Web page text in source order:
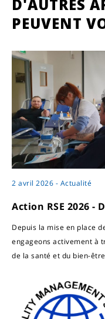
D'AUTRES
PEUVENT
2 avril 2026 - Actualité
Action RSE 2026 -
Depuis la mise en place
engageons activement à
de la santé et du bien-